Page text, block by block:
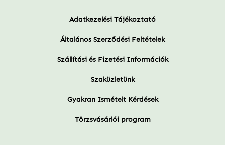
Adatkezelési Tájékoztató
Általános Szerződési Feltételek
Szállítási és Fizetési Információk
Szaküzletünk
Gyakran Ismételt Kérdések
Törzsvásárlói program